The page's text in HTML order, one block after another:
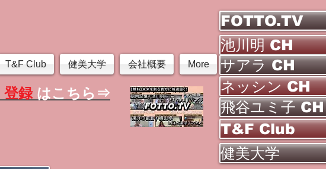
FOTTO.TV
池川明 CH
T&F Club 健美大学 会社概要 More
登録 はこちら⇒
サアラ CH
ネッシン CH
飛谷ユミ子 CH
T&F Club
健美大学